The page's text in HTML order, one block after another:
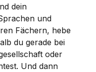
dein
und
Fächern, hebe
du gerade bei
oder
Und dann